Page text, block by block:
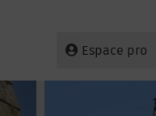
Espace pro